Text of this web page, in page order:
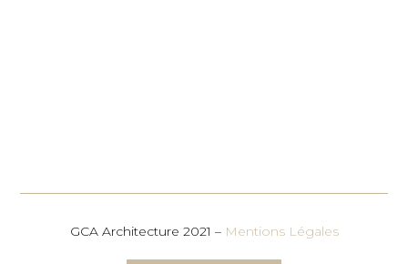
GCA Architecture 2021 – Mentions Légales